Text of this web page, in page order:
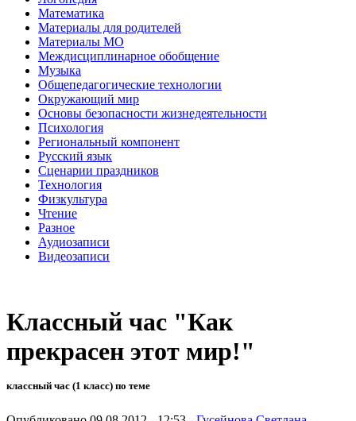
Математика
Материалы для родителей
Материалы МО
Междисциплинарное обобщение
Музыка
Общепедагогические технологии
Окружающий мир
Основы безопасности жизнедеятельности
Психология
Региональный компонент
Русский язык
Сценарии праздников
Технология
Физкультура
Чтение
Разное
Аудиозаписи
Видеозаписи
Классный час "Как
прекрасен этот мир!"
классный час (1 класс) по теме